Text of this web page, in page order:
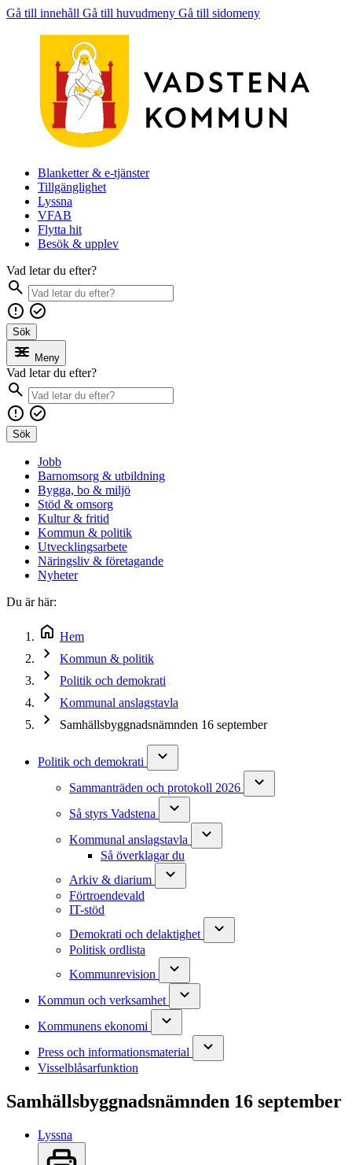
Gå till innehåll Gå till huvudmeny Gå till sidomeny
Blanketter & e-tjänster
Tillgänglighet
Lyssna
VFAB
Flytta hit
Besök & upplev
Vad letar du efter?
Sök
Meny
Vad letar du efter?
Sök
Jobb
Barnomsorg & utbildning
Bygga, bo & miljö
Stöd & omsorg
Kultur & fritid
Kommun & politik
Utvecklingsarbete
Näringsliv & företagande
Nyheter
Du är här:
Hem
Kommun & politik
Politik och demokrati
Kommunal anslagstavla
Samhällsbyggnadsnämnden 16 september
Politik och demokrati
Sammanträden och protokoll 2026
Så styrs Vadstena
Kommunal anslagstavla
Så överklagar du
Arkiv & diarium
Förtroendevald
IT-stöd
Demokrati och delaktighet
Politisk ordlista
Kommunrevision
Kommun och verksamhet
Kommunens ekonomi
Press och informationsmaterial
Visselblåsarfunktion
Samhällsbyggnadsnämnden 16 september
Lyssna